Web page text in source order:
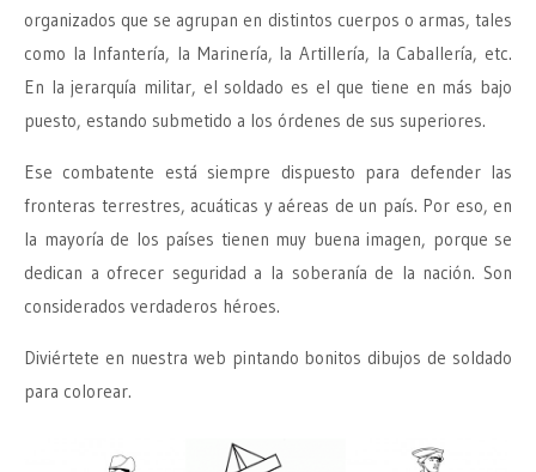
organizados que se agrupan en distintos cuerpos o armas, tales
como la Infantería, la Marinería, la Artillería, la Caballería, etc.
En la jerarquía militar, el soldado es el que tiene en más bajo
puesto, estando submetido a los órdenes de sus superiores.
Ese combatente está siempre dispuesto para defender las
fronteras terrestres, acuáticas y aéreas de un país. Por eso, en
la mayoría de los países tienen muy buena imagen, porque se
dedican a ofrecer seguridad a la soberanía de la nación. Son
considerados verdaderos héroes.
Diviértete en nuestra web pintando bonitos dibujos de soldado
para colorear.